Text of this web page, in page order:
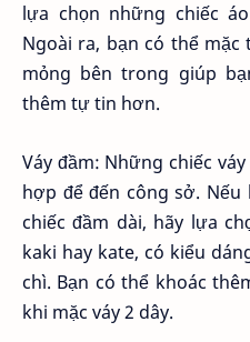
lựa chọn những chiếc
Ngoài ra, bạn có thể
mỏng bên trong giúp
thêm tự tin hơn.
Váy đầm: Những chiếc
hợp để đến công sở.
chiếc đầm dài, hãy lựa
kaki hay kate, có kiểu
chì. Bạn có thể khoác
khi mặc váy 2 dây.